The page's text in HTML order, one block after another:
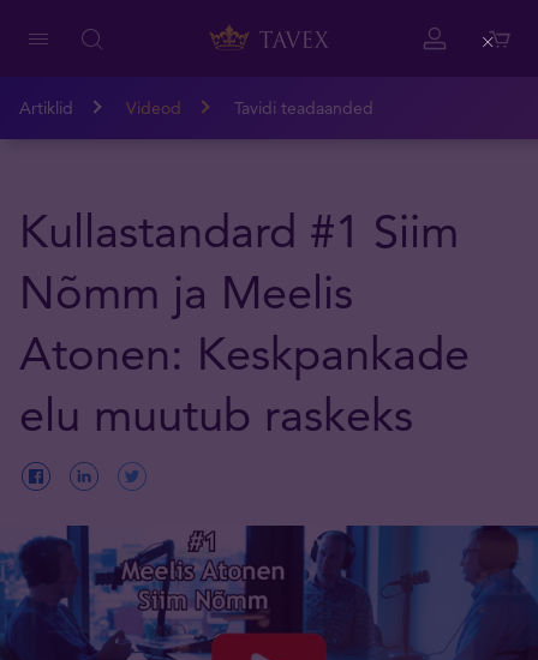
Artiklid Videod Tavidi teadaanded
Kullastandard #1 Siim
Nõmm ja Meelis
Atonen: Keskpankade
elu muutub raskeks
Close